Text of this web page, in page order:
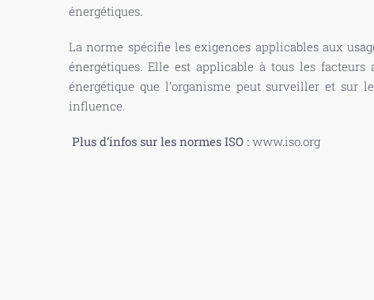
énergétiques.
La norme spécifie les exigences applicables aux
énergétiques. Elle est applicable à tous les facteurs
énergétique que l’organisme peut surveiller et sur
influence.
Plus d’infos sur les normes ISO : www.iso.org